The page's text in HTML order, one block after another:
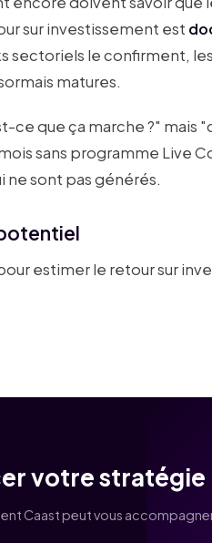
sur investissement est
sectoriels le confirment,
matures.
ce que ça marche ?"
sans programme Live
ne sont pas générés.
estimer le retour sur
votre
Caast peut vous